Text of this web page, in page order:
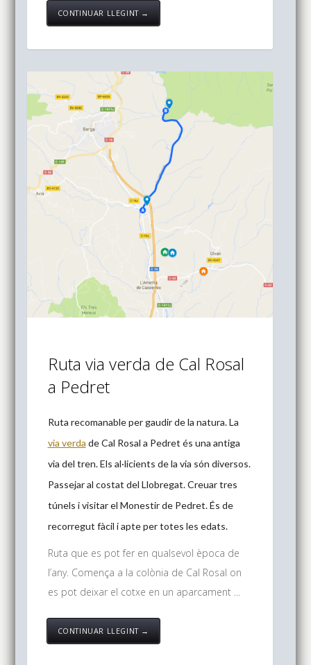
CONTINUAR LLEGINT →
Ruta via verda de Cal Rosal
a Pedret
Ruta recomanable per gaudir de la natura. La
via verda de Cal Rosal a Pedret és una antiga
via del tren. Els al·licients de la via són diversos.
Passejar al costat del Llobregat. Creuar tres
túnels i visitar el Monestir de Pedret. És de
recorregut fàcil i apte per totes les edats.
Ruta que es pot fer en qualsevol època de
l’any. Comença a la colònia de Cal Rosal on
es pot deixar el cotxe en un aparcament ...
CONTINUAR LLEGINT →